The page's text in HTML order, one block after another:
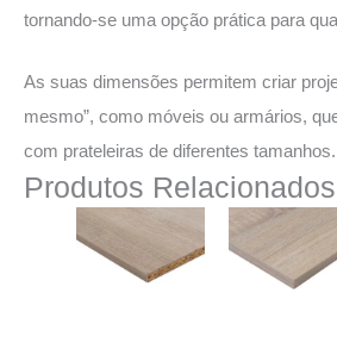
tornando-se uma opção prática para
As suas dimensões permitem criar
mesmo”, como móveis ou armários,
com prateleiras de diferentes tamanhos.
Produtos Relacionados